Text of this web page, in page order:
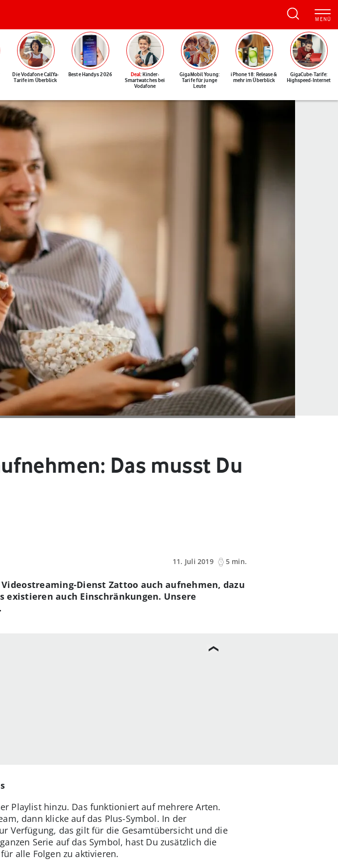
Die Vodafone CallYa-
Tarife im Überblick
Beste Handys 2026 Deal: Kinder-
Smartwatches bei
Vodafone
GigaMobil Young:
Tarife für junge
Leute
iPhone 18: Release &
mehr im Überblick
GigaCube-Tarife:
Highspeed-Internet
Das musst Du
11. Juli 2019
5 min.
Dienst Zattoo auch aufnehmen, dazu
auch Einschränkungen. Unsere
Playlist hinzu. Das funktioniert auf mehrere Arten.
dann klicke auf das Plus-Symbol. In der
Verfügung, das gilt für die Gesamtübersicht und die
Serie auf das Symbol, hast Du zusätzlich die
alle Folgen zu aktivieren.